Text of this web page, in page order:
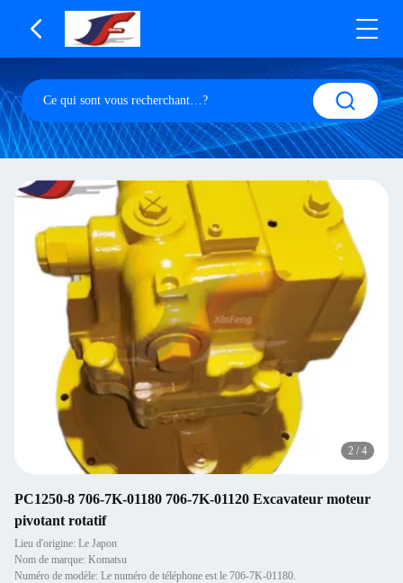
2 / 4
PC1250-8 706-7K-01180 706-7K-01120 Excavateur moteur
pivotant rotatif
Lieu d'origine: Le Japon
Nom de marque: Komatsu
Numéro de modèle: Le numéro de téléphone est le 706-7K-01180.